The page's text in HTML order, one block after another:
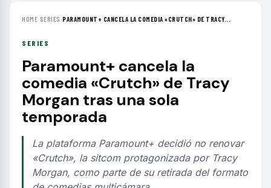
HOME› SERIES ›PARAMOUNT+ CANCELA LA COMEDIA «CRUTCH» DE TRACY...
SERIES
Paramount+ cancela la
comedia «Crutch» de Tracy
Morgan tras una sola
temporada
La plataforma Paramount+ decidió no renovar
«Crutch», la sitcom protagonizada por Tracy
Morgan, como parte de su retirada del formato